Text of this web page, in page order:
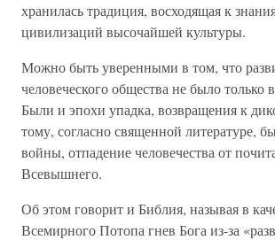
хранилась традиция, восходящая к
цивилизаций высочайшей культуры.
Можно быть уверенными в том, что
человеческого общества не было только
Были и эпохи упадка, возвращения к
тому, согласно священной литературе,
войны, отпадение человечества от
Всевышнего.
Об этом говорит и Библия, называя в
Всемирного Потопа гнев Бога из-за